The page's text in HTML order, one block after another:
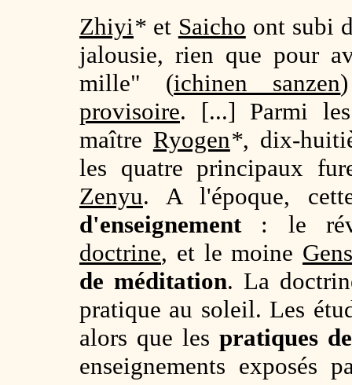
Zhiyi* et Saicho ont subi
jalousie, rien que pour
mille" (ichinen sanzen
provisoire. [...] Parmi
maître Ryogen*, dix-
les quatre principaux
Zenyu. A l'époque,
d'enseignement: le
doctrine, et le moine
de méditation. La
pratique au soleil. Les
alors que les pratiques
enseignements exposés